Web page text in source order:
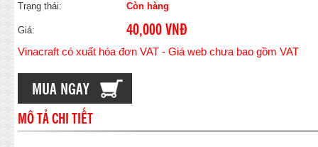
Trạng thái:
Còn hàng
Giá: 40,000 VNĐ
Vinacraft có xuất hóa đơn VAT - Giá web chưa bao gồm VAT
MUA NGAY
MÔ TẢ CHI TIẾT